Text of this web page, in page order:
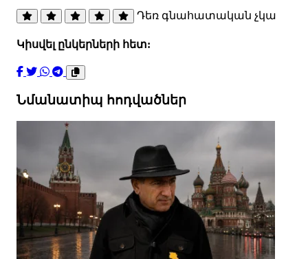
Դեռ գնահատական չկա
Կիսվել ընկերների հետ:
Նմանատիպ հոդվածներ